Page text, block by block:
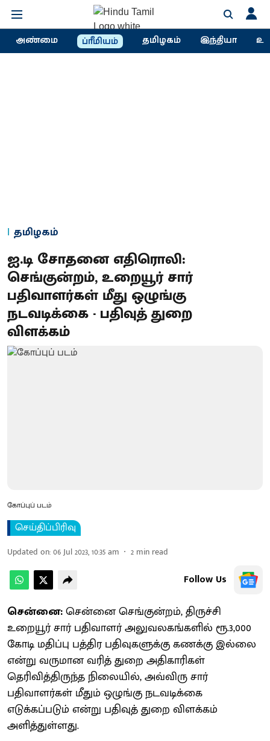
அண்மை ப்ரீமியம் தமிழகம் இந்தியா
தமிழகம்
ஐ.டி சோதனை எதிரொலி:
செங்குன்றம், உறையூர் சார்
பதிவாளர்கள் மீது ஒழுங்கு
நடவடிக்கை - பதிவுத் துறை
விளக்கம்
கோப்புப் படம்
செய்திப்பிரிவு
Updated on:06 Jul 2023, 10:35 am 2 min read
Follow Us
சென்னை:சென்னை செங்குன்றம், திருச்சி
உறையூர் சார் பதிவாளர் அலுவலகங்களில் ரூ.3,000
கோடி மதிப்பு பத்திர பதிவுகளுக்கு கணக்கு இல்லை
என்று வருமான வரித் துறை அதிகாரிகள்
தெரிவித்திருந்த நிலையில், அவ்விரு சார்
பதிவாளர்கள் மீதும் ஒழுங்கு நடவடிக்கை
எடுக்கப்படும் என்று பதிவுத் துறை விளக்கம்
அளித்துள்ளது.